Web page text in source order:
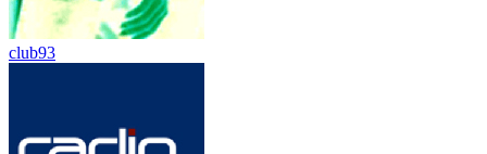
club93